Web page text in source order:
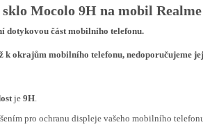
Mocolo 9H na mobil Realme
dotykovou část mobilního telefonu.
k okrajům mobilního telefonu, nedoporučujeme
je 9H.
pro ochranu displeje vašeho mobilního